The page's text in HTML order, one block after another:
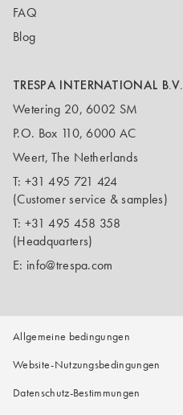
FAQ
Blog
TRESPA INTERNATIONAL B.V.
Wetering 20, 6002 SM
P.O. Box 110, 6000 AC
Weert, The Netherlands
T: +31 495 721 424
(Customer service & samples)
T: +31 495 458 358
(Headquarters)
E: info@trespa.com
Allgemeine bedingungen
Website-Nutzungsbedingungen
Datenschutz-Bestimmungen